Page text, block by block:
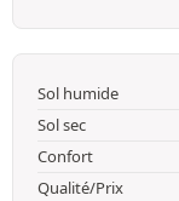
Sol humide
Sol sec
Confort
Qualité/Prix